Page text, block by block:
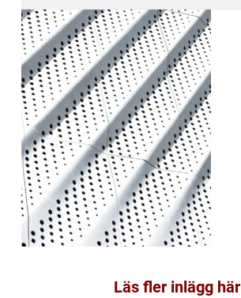
Läs fler inlägg här